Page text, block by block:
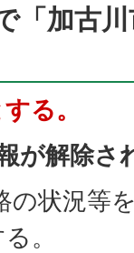
加古
る。
が解除さ
状況等
。